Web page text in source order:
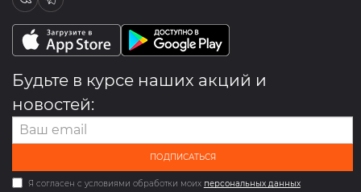
Будьте в курсе наших акций и
новостей:
ПОДПИСАТЬСЯ
Я согласен с условиями обработки моих персональных данных